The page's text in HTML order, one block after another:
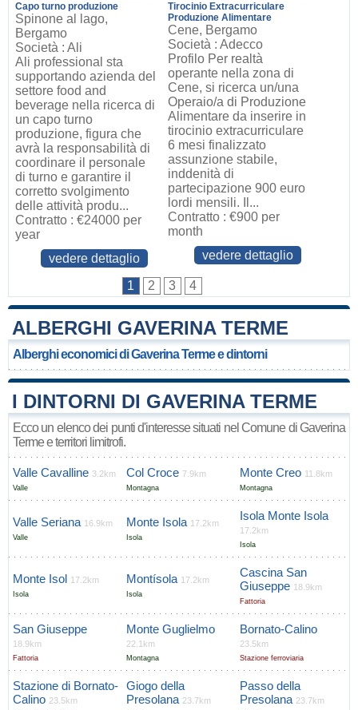
Capo turno produzione
Spinone al lago,
Bergamo
Società : Ali
Ali professional sta
supportando azienda del
settore food and
beverage nella ricerca di
un capo turno
produzione, figura che
avrà la responsabilità di
coordinare il personale
di turno e garantire il
corretto svolgimento
delle attività produ...
Contratto : €24000 per
year
vedere dettaglio
Tirocinio Extracurriculare
Produzione Alimentare
Cene, Bergamo
Società : Adecco
Profilo Per realtà
operante nella zona di
Cene, si ricerca un/una
Operaio/a di Produzione
Alimentare da inserire in
tirocinio extracurriculare
6 mesi finalizzato
assunzione stabile,
inddenità di
partecipazione 900 euro
lordi mensili. Il...
Contratto : €900 per
month
vedere dettaglio
1 2 3 4
ALBERGHI GAVERINA TERME
Alberghi economici di Gaverina Terme e dintorni
I DINTORNI DI GAVERINA TERME
Ecco un elenco dei punti d'interesse situati nel Comune di Gaverina
Terme e territori limitrofi.
Valle Cavalline 3.2km
Valle
Col Croce 7.9km
Montagna
Monte Creo 11.8km
Montagna
Valle Seriana 16.9km
Valle
Monte Isola 17.2km
Isola
Isola Monte Isola
17.2km
Isola
Monte Isol 17.2km
Isola
Montísola 17.2km
Isola
Cascina San
Giuseppe 18.9km
Fattoria
San Giuseppe
18.9km
Fattoria
Monte Guglielmo
22.1km
Montagna
Bornato-Calino
23.5km
Stazione ferroviaria
Stazione di Bornato-
Calino 23.5km
Giogo della
Presolana 23.7km
Passo della
Presolana 23.7km